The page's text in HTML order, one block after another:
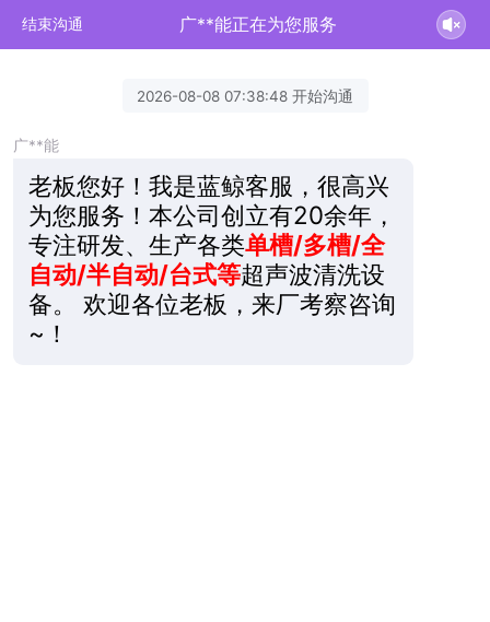
结束沟通 广**能正在为您服务
2026-08-08 07:38:48 开始沟通
广**能
老板您好！我是蓝鲸客服，很高兴
为您服务！本公司创立有20余年，
专注研发、生产各类单槽/多槽/全
自动/半自动/台式等超声波清洗设
备。 欢迎各位老板，来厂考察咨询
~！